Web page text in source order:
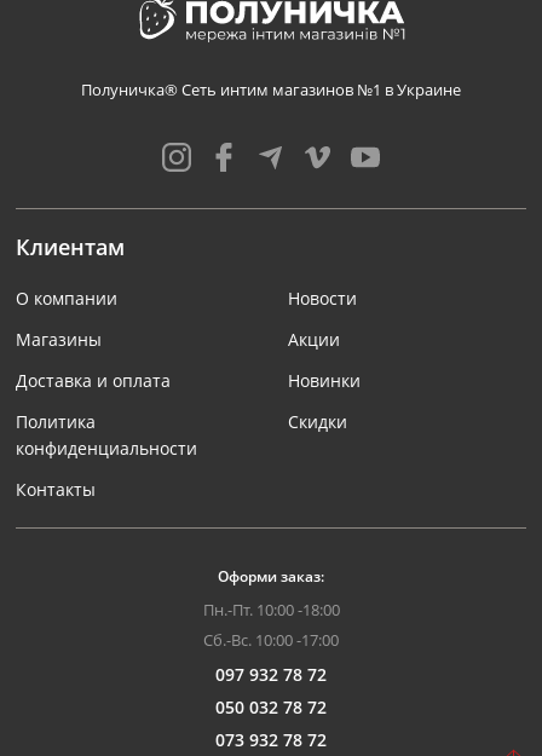
Полуничка® Сеть интим магазинов №1 в Украине
Клиентам
О компании
Магазины
Доставка и оплата
Политика
конфиденциальности
Контакты
Новости
Акции
Новинки
Скидки
Оформи заказ:
Пн.-Пт. 10:00 -18:00
Сб.-Вс. 10:00 -17:00
097 932 78 72
050 032 78 72
073 932 78 72